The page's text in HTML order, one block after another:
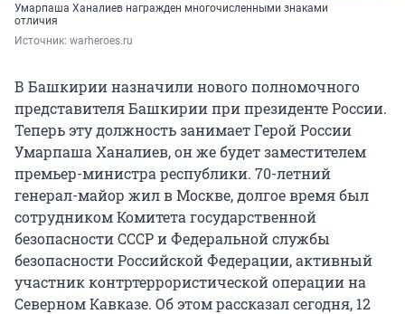
Умарпаша Ханалиев награжден многочисленными знаками
отличия
Источник: warheroes.ru
В Башкирии назначили нового полномочного
представителя Башкирии при президенте России.
Теперь эту должность занимает Герой России
Умарпаша Ханалиев, он же будет заместителем
премьер-министра республики. 70-летний
генерал-майор жил в Москве, долгое время был
сотрудником Комитета государственной
безопасности СССР и Федеральной службы
безопасности Российской Федерации, активный
участник контртеррористической операции на
Северном Кавказе. Об этом рассказал сегодня, 12